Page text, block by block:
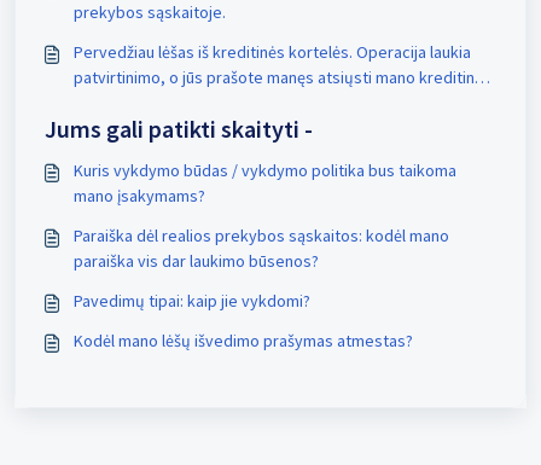
prekybos sąskaitoje.
Pervedžiau lėšas iš kreditinės kortelės. Operacija laukia
patvirtinimo, o jūs prašote manęs atsiųsti mano kreditinės
Jums gali patikti skaityti -
Kuris vykdymo būdas / vykdymo politika bus taikoma
mano įsakymams?
Paraiška dėl realios prekybos sąskaitos: kodėl mano
paraiška vis dar laukimo būsenos?
Pavedimų tipai: kaip jie vykdomi?
Kodėl mano lėšų išvedimo prašymas atmestas?